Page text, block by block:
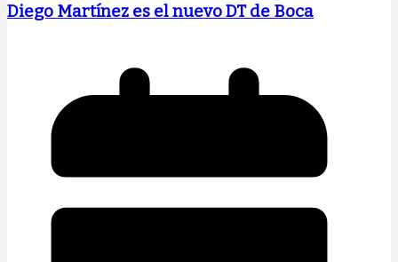
Diego Martínez es el nuevo DT de Boca